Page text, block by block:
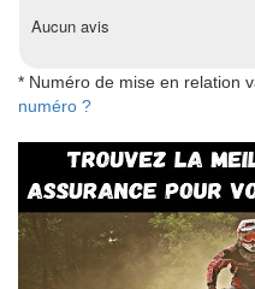
Aucun avis
* Numéro de mise en relation
numéro ?